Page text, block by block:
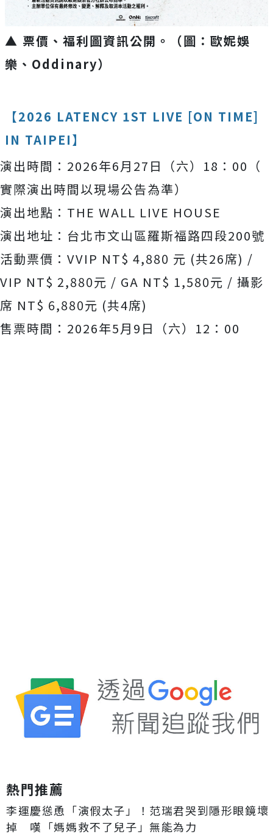
▲ 票價、福利圖資訊公開。
（圖：歐妮娛
樂、Oddinary）
【2026 LATENCY 1ST LIVE [ON TIME]
IN TAIPEI】
演出時間： 2026年6月 27 日（六） 18 ： 00 （
實際演出時間以現場公告為準）
演出地點： THE WALL LIVE HOUSE
演出地址：台北市文山區羅斯福路四段200號
活動票價： VVIP NT$ 4,880 元 (共26席) /
VIP NT$ 2,880元 / GA NT$ 1,580元 / 攝影
席 NT$ 6,880元 (共4席)
售票時間： 2026年5月 9 日（六） 12 ： 00
熱門推薦
李運慶慫恿「演假太子」！范瑞君哭到隱形眼鏡壞
掉 嘆「媽媽救不了兒子」無能為力